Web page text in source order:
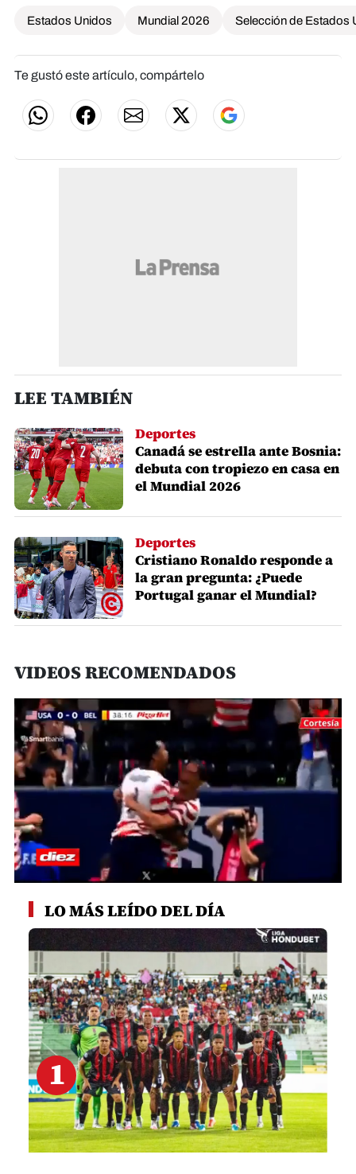
Estados Unidos Mundial 2026 Selección de Estados
Te gustó este artículo, compártelo
LEE TAMBIÉN
Deportes
Canadá se estrella ante Bosnia:
debuta con tropiezo en casa en
el Mundial 2026
Deportes
Cristiano Ronaldo responde a
la gran pregunta: ¿Puede
Portugal ganar el Mundial?
VIDEOS RECOMENDADOS
seconds
minute,
seconds
LO MÁS LEÍDO DEL DÍA
1